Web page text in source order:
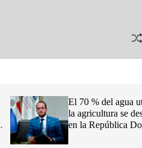
El 70 % del agua
la agricultura se
en la República